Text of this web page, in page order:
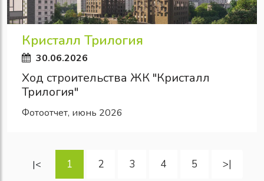
Кристалл Трилогия
30.06.2026
Ход строительства ЖК "Кристалл
Трилогия"
Фотоотчет, июнь 2026
|< 1 2 3 4 5 >|